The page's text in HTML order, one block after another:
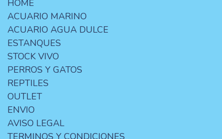
HOME
ACUARIO MARINO
ACUARIO AGUA DULCE
ESTANQUES
STOCK VIVO
PERROS Y GATOS
REPTILES
OUTLET
ENVIO
AVISO LEGAL
TERMINOS Y CONDICIONES